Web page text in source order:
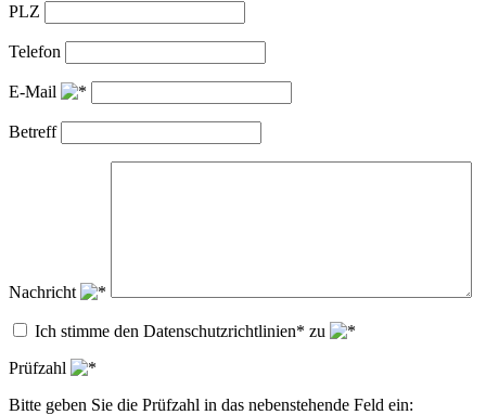
PLZ
Telefon
E-Mail
Betreff
Nachricht
Ich stimme den Datenschutzrichtlinien* zu
Prüfzahl
Bitte geben Sie die Prüfzahl in das nebenstehende Feld ein: